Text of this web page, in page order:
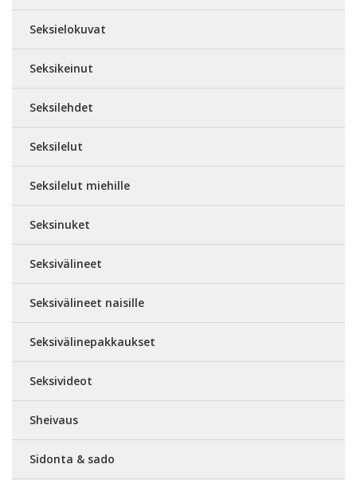
Seksielokuvat
Seksikeinut
Seksilehdet
Seksilelut
Seksilelut miehille
Seksinuket
Seksivälineet
Seksivälineet naisille
Seksivälinepakkaukset
Seksivideot
Sheivaus
Sidonta & sado